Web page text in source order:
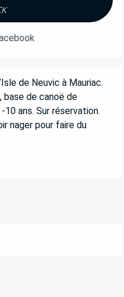
de Neuvic à Mauriac.
base de canoë de
ans. Sur réservation.
nager pour faire du